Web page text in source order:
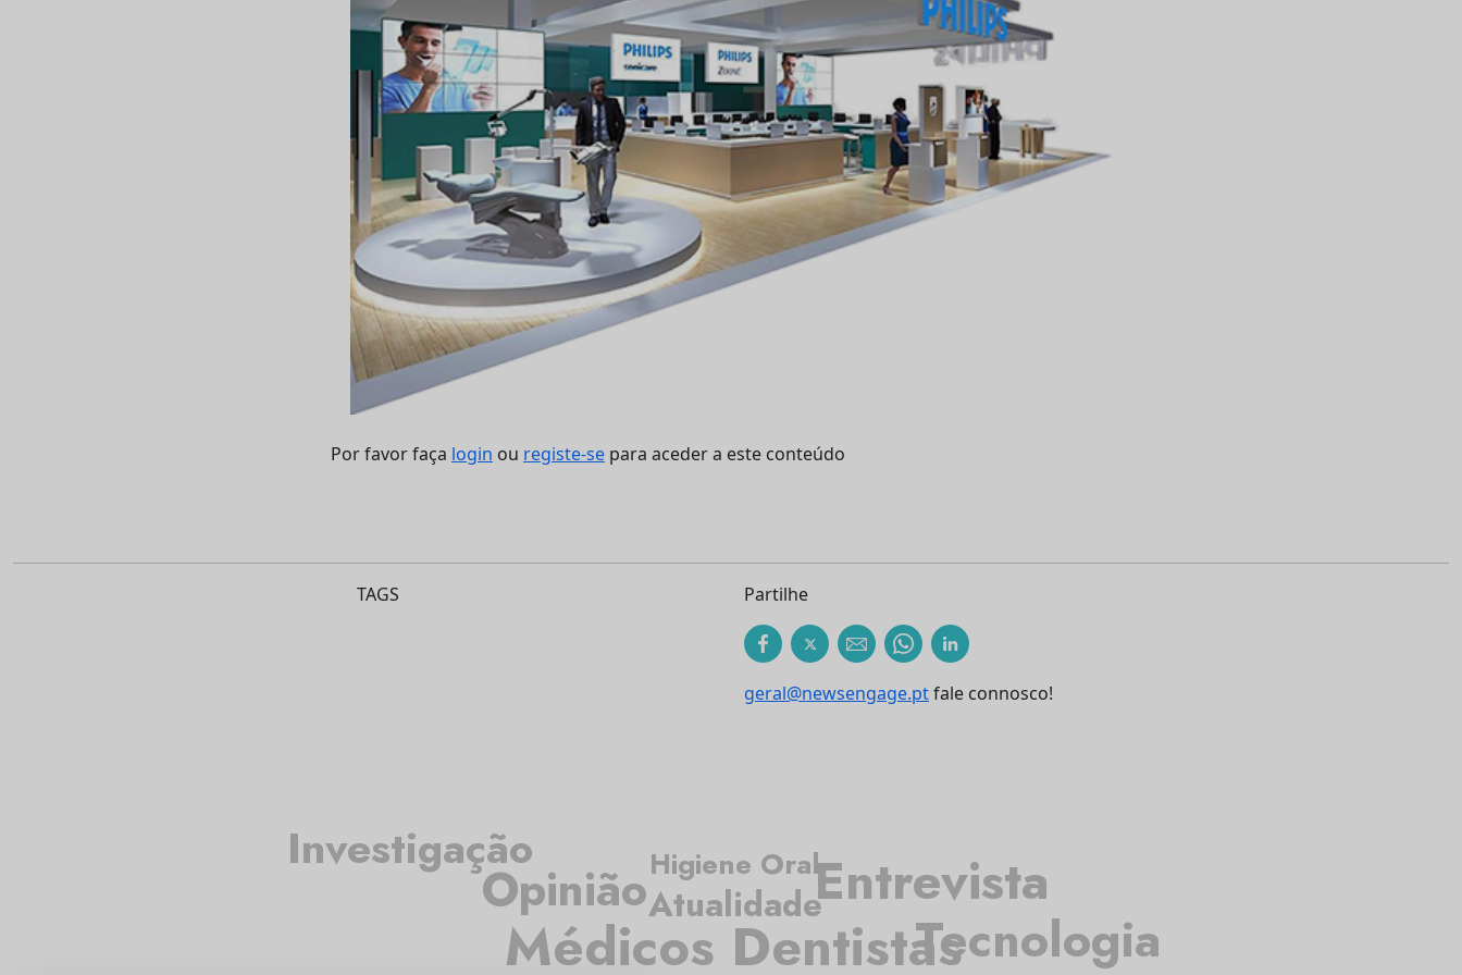
Por favor faça login ou registe-se para aceder a este conteúdo
TAGS Partilhe
geral@newsengage.ptfale connosco!
Atualidade
Médicos Dentistas
Higiene OralEntrevista
Opinião
Tecnologia
Investigação